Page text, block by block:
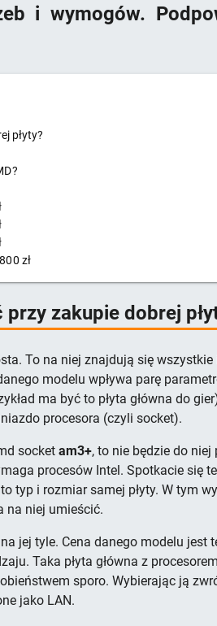
i wymogów.
płyty?
zł
zakupie dobrej
To na niej znajdują się
modelu wpływa parę
ma być to płyta główna do
procesora (czyli socket).
socket am3+, to nie będzie do niej
procesów Intel. Spotkacie się
typ i rozmiar samej płyty. W tym
na niej umieścić.
jej tyle. Cena danego modelu jest
Taka płyta główna z
sporo. Wybierając ją
jako LAN.